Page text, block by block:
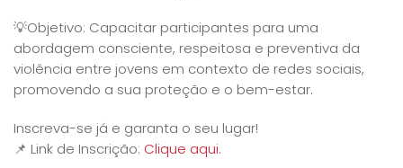
💡Objetivo: Capacitar participantes para uma
abordagem consciente, respeitosa e preventiva da
violência entre jovens em contexto de redes sociais,
promovendo a sua proteção e o bem-estar.
Inscreva-se já e garanta o seu lugar!
📌 Link de Inscrição: Clique aqui.